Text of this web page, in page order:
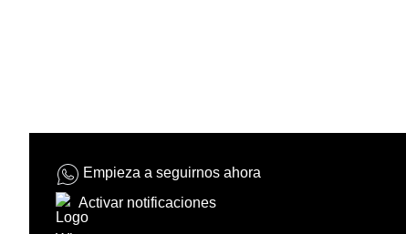
Empieza a seguirnos ahora
Activar notificaciones